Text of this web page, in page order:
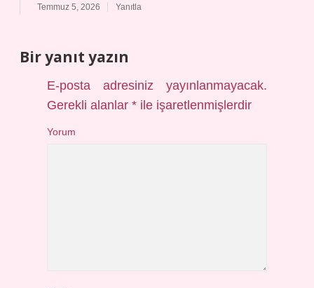
Temmuz 5, 2026 Yanıtla
Bir yanıt yazın
E-posta adresiniz yayınlanmayacak.
Gerekli alanlar* ile işaretlenmişlerdir
Yorum